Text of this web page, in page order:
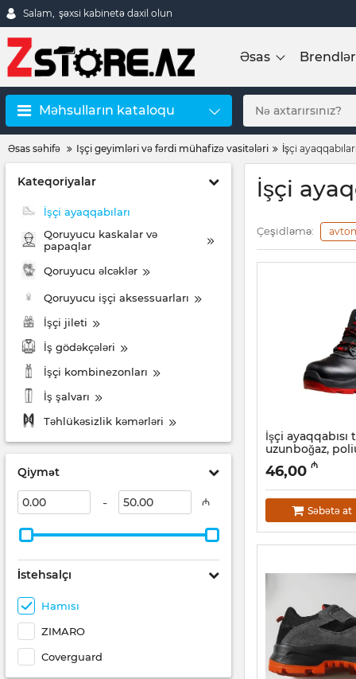
Salam, şəxsi kabinetə daxil olun
Əsas Brendlər
Məhsulların kataloqu
Əsas səhifə Işçi geyimləri və fərdi mühafizə vasitələri İşçi ayaqqabıları
Kateqoriyalar
İşçi ayaqqabıları
Qoruyucu kaskalar və
papaqlar
Qoruyucu əlcəklər
Qoruyucu işçi aksessuarları
İşçi jileti
İş gödəkçələri
İşçi kombinezonları
İş şalvarı
Təhlükəsizlik kəmərləri
Qiymət
- ₼
İstehsalçı
Hamısı
ZIMARO
Coverguard
İşçi
Çeşidləmə:
İşçi ayaqqabısı
uzunboğaz,
1040 S2 (26A)
Artikul: 034001010
46,00 ₼
Səbətə at